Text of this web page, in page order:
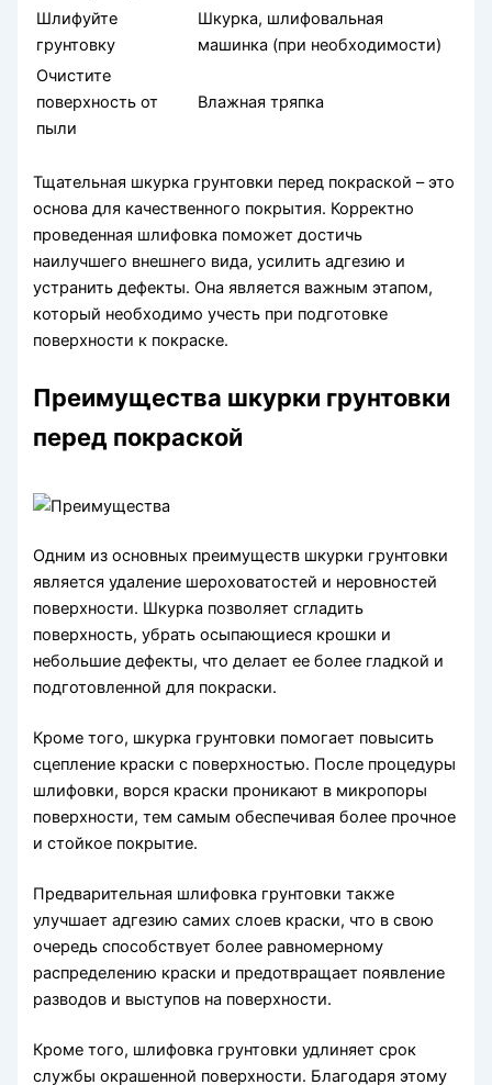
Шлифуйте
грунтовку
Шкурка, шлифовальная
машинка (при необходимости)
Очистите
поверхность от
пыли
Влажная тряпка
Тщательная шкурка грунтовки перед покраской – это
основа для качественного покрытия. Корректно
проведенная шлифовка поможет достичь
наилучшего внешнего вида, усилить адгезию и
устранить дефекты. Она является важным этапом,
который необходимо учесть при подготовке
поверхности к покраске.
Преимущества шкурки грунтовки
перед покраской
Одним из основных преимуществ шкурки грунтовки
является удаление шероховатостей и неровностей
поверхности. Шкурка позволяет сгладить
поверхность, убрать осыпающиеся крошки и
небольшие дефекты, что делает ее более гладкой и
подготовленной для покраски.
Кроме того, шкурка грунтовки помогает повысить
сцепление краски с поверхностью. После процедуры
шлифовки, ворся краски проникают в микропоры
поверхности, тем самым обеспечивая более прочное
и стойкое покрытие.
Предварительная шлифовка грунтовки также
улучшает адгезию самих слоев краски, что в свою
очередь способствует более равномерному
распределению краски и предотвращает появление
разводов и выступов на поверхности.
Кроме того, шлифовка грунтовки удлиняет срок
службы окрашенной поверхности. Благодаря этому